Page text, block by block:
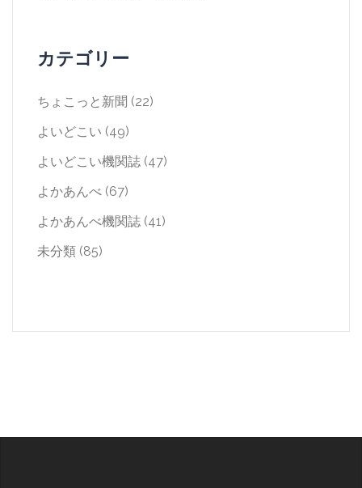
カテゴリー
ちょこっと新聞 (22)
よいどこい (49)
よいどこい機関誌 (47)
よかあんべ (67)
よかあんべ機関誌 (41)
未分類 (85)